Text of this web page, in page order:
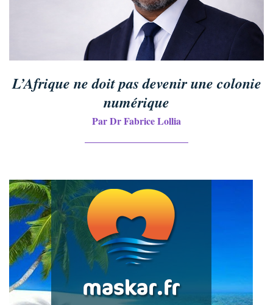
L’Afrique ne doit pas devenir une colonie
numérique
Par Dr Fabrice Lollia